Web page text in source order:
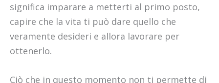
significa imparare a metterti al primo posto,
capire che la vita ti può dare quello che
veramente desideri e allora lavorare per
ottenerlo.
Ciò che in questo momento non ti permette di